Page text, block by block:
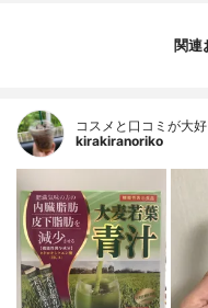
関連
コスメと口コミが大
kirakiranoriko